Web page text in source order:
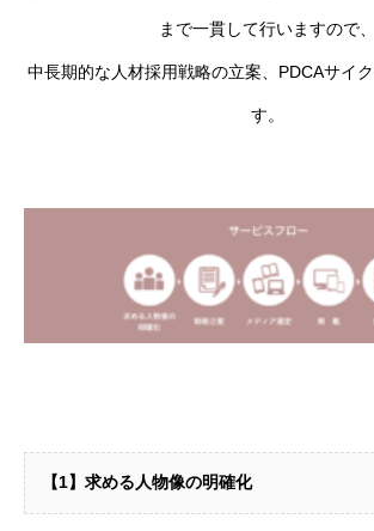
まで一貫して行いますので、
中長期的な人材採用戦略の立案、PDCAサイ
す。
【1】求める人物像の明確化